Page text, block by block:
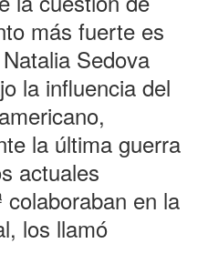
más fuerte es
Sedova
la influencia del
la última guerra
actuales
colaboraban en la
los llamó